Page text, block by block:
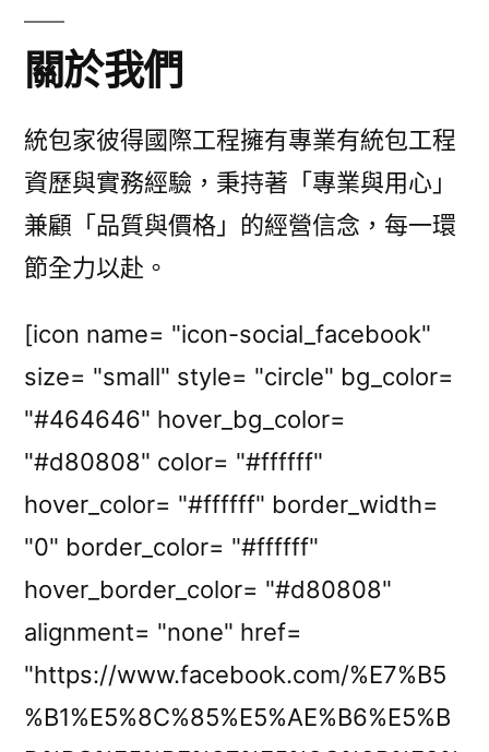
關於我們
統包家彼得國際工程擁有專業有統包工程
資歷與實務經驗，秉持著「專業與用心」
兼顧「品質與價格」的經營信念，每一環
節全力以赴。
[icon name= "icon-social_facebook"
size= "small" style= "circle" bg_color=
"#464646" hover_bg_color=
"#d80808" color= "#ffffff"
hover_color= "#ffffff" border_width=
"0" border_color= "#ffffff"
hover_border_color= "#d80808"
alignment= "none" href=
"https://www.facebook.com/%E7%B5
%B1%E5%8C%85%E5%AE%B6%E5%B